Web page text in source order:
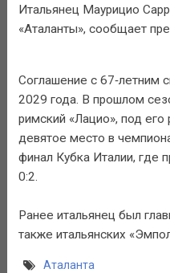
Итальянец Маурицио
«Аталанты», сообщает
Соглашение с 67‑летним
2029 года. В прошлом
римский «Лацио», под его
девятое место в
финал Кубка Италии, где
0:2.
Ранее итальянец был
также итальянских
Аталанта